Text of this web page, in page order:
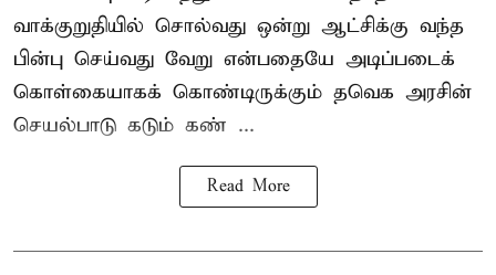
வாக்குறுதியில் சொல்வது ஒன்று ஆட்சிக்கு வந்த
பின்பு செய்வது வேறு என்பதையே அடிப்படைக்
கொள்கையாகக் கொண்டிருக்கும் தவெக அரசின்
செயல்பாடு கடும் கண் ...
Read More